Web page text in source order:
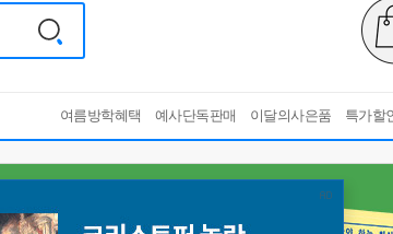
여름방학혜택 예사단독판매 이달의사은품 특가할